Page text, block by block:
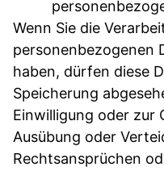
Wenn Sie die
personenbezogenen
haben, dürfen diese
Speicherung
Einwilligung oder zur
Ausübung oder
Rechtsansprüchen